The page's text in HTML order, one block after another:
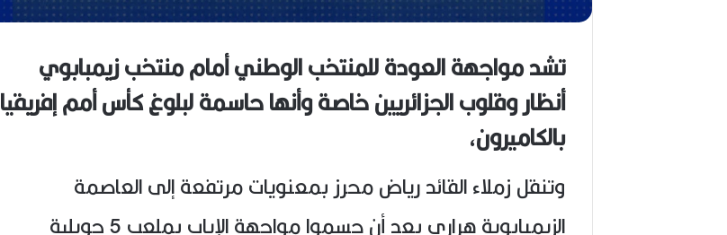
تشد مواجهة العودة للمنتخب الوطني أمام منتخب زيمبابوي
أنظار وقلوب الجزائريين خاصة وأنها حاسمة لبلوغ كأس أمم إفريقيا
بالكاميرون،
وتنقل زملاء القائد رياض محرز بمعنويات مرتفعة إلى العاصمة
الزيمبابوية هراري بعد أن حسموا مواجهة الإياب بملعب 5 جويلية